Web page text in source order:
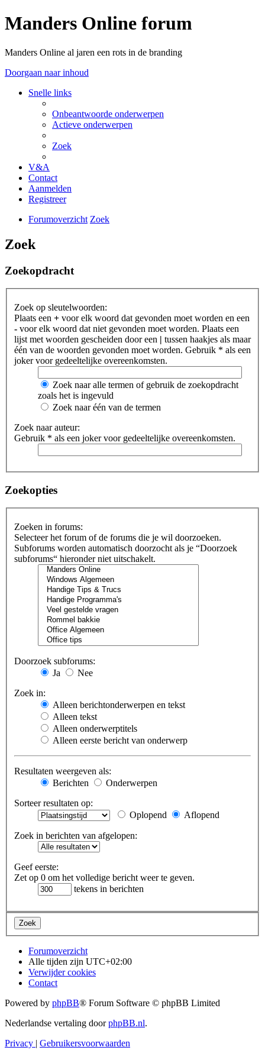
Manders Online forum
Manders Online al jaren een rots in de branding
Doorgaan naar inhoud
Snelle links
Onbeantwoorde onderwerpen
Actieve onderwerpen
Zoek
V&A
Contact
Aanmelden
Registreer
Forumoverzicht Zoek
Zoek
Zoekopdracht
Zoek op sleutelwoorden:
Plaats een + voor elk woord dat gevonden moet worden en een
- voor elk woord dat niet gevonden moet worden. Plaats een
lijst met woorden gescheiden door een | tussen haakjes als maar
één van de woorden gevonden moet worden. Gebruik * als een
joker voor gedeeltelijke overeenkomsten.
Zoek naar alle termen of gebruik de zoekopdracht
zoals het is ingevuld
Zoek naar één van de termen
Zoek naar auteur:
Gebruik * als een joker voor gedeeltelijke overeenkomsten.
Zoekopties
Zoeken in forums:
Selecteer het forum of de forums die je wil doorzoeken.
Subforums worden automatisch doorzocht als je “Doorzoek
subforums“ hieronder niet uitschakelt.
Doorzoek subforums:
Ja
Nee
Zoek in:
Alleen berichtonderwerpen en tekst
Alleen tekst
Alleen onderwerptitels
Alleen eerste bericht van onderwerp
Resultaten weergeven als:
Berichten
Onderwerpen
Sorteer resultaten op:
Oplopend
Aflopend
Zoek in berichten van afgelopen:
Geef eerste:
Zet op 0 om het volledige bericht weer te geven.
tekens in berichten
Forumoverzicht
Alle tijden zijn UTC+02:00
Verwijder cookies
Contact
Powered by phpBB® Forum Software © phpBB Limited
Nederlandse vertaling doorphpBB.nl.
Privacy | Gebruikersvoorwaarden